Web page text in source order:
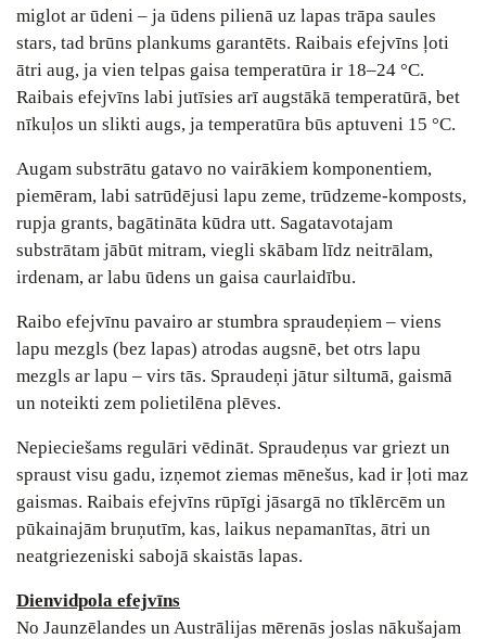
miglot ar ūdeni – ja ūdens pilienā uz lapas trāpa saules
stars, tad brūns plankums garantēts. Raibais efejvīns ļoti
ātri aug, ja vien telpas gaisa temperatūra ir 18–24 °C.
Raibais efejvīns labi jutīsies arī augstākā temperatūrā, bet
nīkuļos un slikti augs, ja temperatūra būs aptuveni 15 °C.
Augam substrātu gatavo no vairākiem komponentiem,
piemēram, labi satrūdējusi lapu zeme, trūdzeme-komposts,
rupja grants, bagātināta kūdra utt. Sagatavotajam
substrātam jābūt mitram, viegli skābam līdz neitrālam,
irdenam, ar labu ūdens un gaisa caurlaidību.
Raibo efejvīnu pavairo ar stumbra spraudeņiem – viens
lapu mezgls (bez lapas) atrodas augsnē, bet otrs lapu
mezgls ar lapu – virs tās. Spraudeņi jātur siltumā, gaismā
un noteikti zem polietilēna plēves.
Nepieciešams regulāri vēdināt. Spraudeņus var griezt un
spraust visu gadu, izņemot ziemas mēnešus, kad ir ļoti maz
gaismas. Raibais efejvīns rūpīgi jāsargā no tīklērcēm un
pūkainajām bruņutīm, kas, laikus nepamanītas, ātri un
neatgriezeniski sabojā skaistās lapas.
Dienvidpola efejvīns
No Jaunzēlandes un Austrālijas mērenās joslas nākušajam